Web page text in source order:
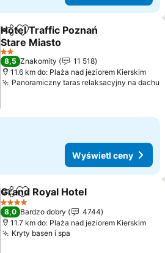
Udostępnij
Dodaj do ulubionych
Hotel Traffic Poznań
Stare Miasto
2 Kategoria
8,5 Znakomity
11 518
11.6 km do: Plaża nad jeziorem Kierskim
Panoramiczny taras relaksacyjny na dachu
Wyświetl ceny
Udostępnij
Dodaj do ulubionych
Grand Royal Hotel
4 Kategoria
8,0 Bardzo dobry
4744
11.7 km do: Plaża nad jeziorem Kierskim
Kryty basen i spa